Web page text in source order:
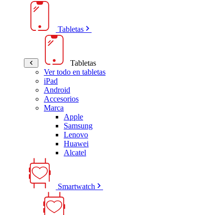
Tabletas
Tabletas
Ver todo en tabletas
iPad
Android
Accesorios
Marca
Apple
Samsung
Lenovo
Huawei
Alcatel
Smartwatch